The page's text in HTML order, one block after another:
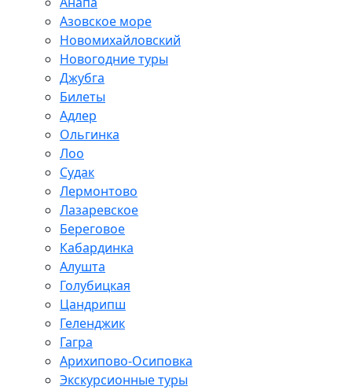
Азовское море
Новомихайловский
Новогодние туры
Джубга
Билеты
Адлер
Ольгинка
Лоо
Судак
Лермонтово
Лазаревское
Береговое
Кабардинка
Алушта
Голубицкая
Цандрипш
Геленджик
Гагра
Арихипово-Осиповка
Экскурсионные туры